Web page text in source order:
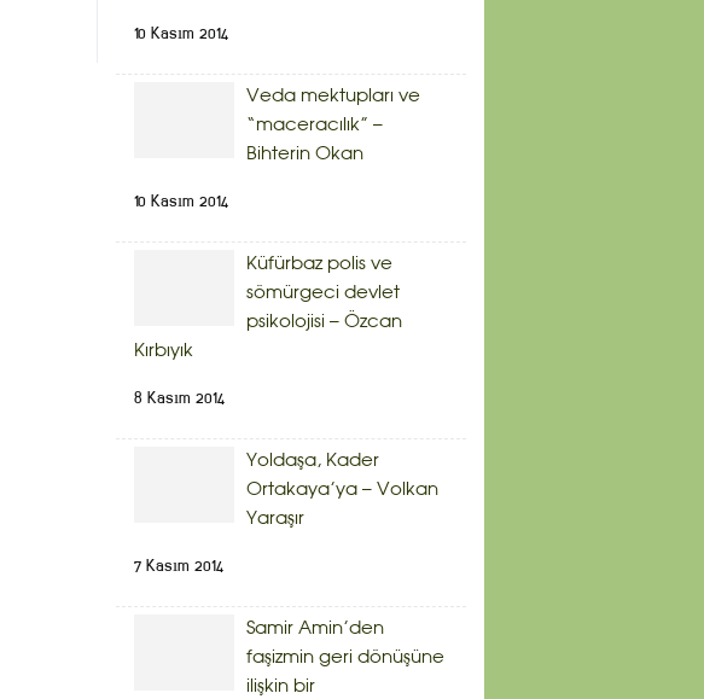
10 Kasım 2014
Veda mektupları ve
“maceracılık” –
Bihterin Okan
10 Kasım 2014
Küfürbaz polis ve
sömürgeci devlet
psikolojisi – Özcan
Kırbıyık
8 Kasım 2014
Yoldaşa, Kader
Ortakaya’ya – Volkan
Yaraşır
7 Kasım 2014
Samir Amin’den
faşizmin geri dönüşüne
ilişkin bir